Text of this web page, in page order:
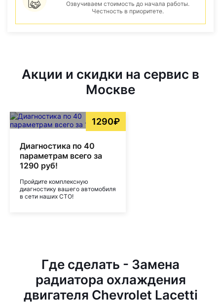
Озвучиваем стоимость до начала работы.
Честность в приоритете.
Акции и скидки на сервис в
Москве
1290₽
Диагностика по 40
параметрам всего за
1290 руб!
Пройдите комплексную
диагностику вашего автомобиля
в сети наших СТО!
Где сделать - Замена
радиатора охлаждения
двигателя Chevrolet Lacetti